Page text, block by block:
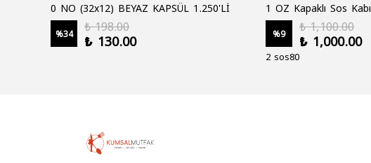
0 NO (32x12) BEYAZ KAPSÜL 1.250'Lİ
%34
₺ 198.00
₺ 130.00
1 OZ Kapaklı Sos Kabı
%9
₺ 1,100.00
₺ 1,000.00
2 sos80